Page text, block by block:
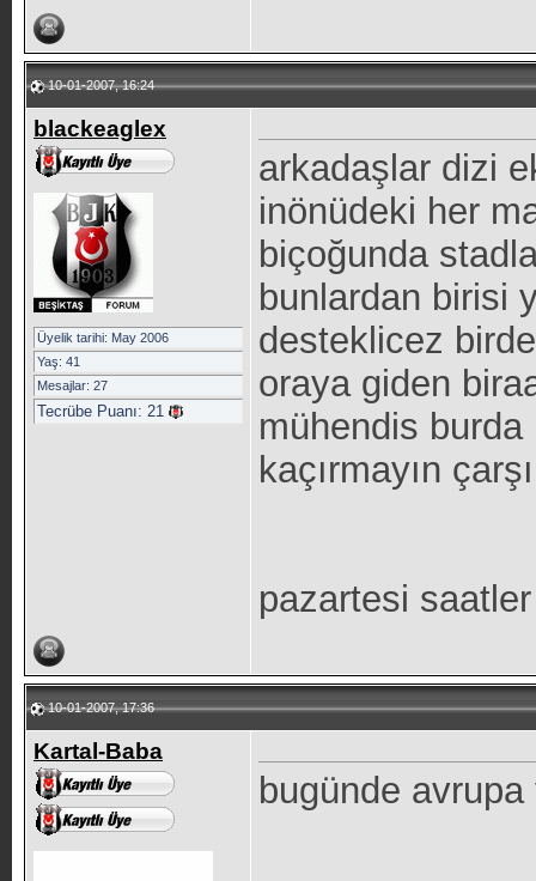
10-01-2007, 16:24
blackeaglex
Üyelik tarihi: May 2006
Yaş: 41
Mesajlar: 27
Tecrübe Puanı: 21
arkadaşlar dizi
inönüdeki her
biçoğunda
bunlardan birisi
desteklicez
oraya giden
mühendis
kaçırmayın
pazartesi
10-01-2007, 17:36
Kartal-Baba
bugünde avrupa